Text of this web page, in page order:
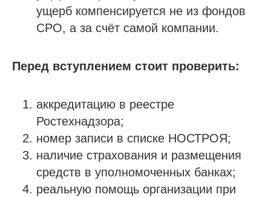
ущерб компенсируется не из фондов
СРО, а за счёт самой компании.
Перед вступлением стоит проверить:
аккредитацию в реестре
Ростехнадзора;
номер записи в списке НОСТРОЯ;
наличие страхования и размещения
средств в уполномоченных банках;
реальную помощь организации при